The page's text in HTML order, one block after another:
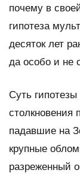
почему в
гипотеза
десяток лет
да особо и не
Суть гипотезы
столкновения
падавшие на
крупные
разреженный